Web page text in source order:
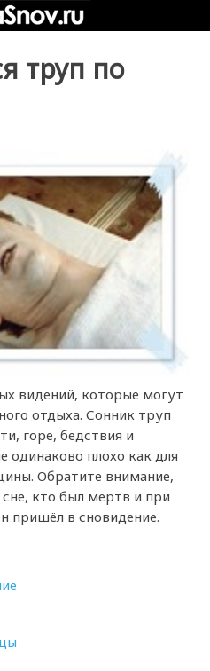
труп по
видений, которые могут
отдыха. Сонник труп
горе, бедствия и
одинаково плохо как для
Обратите внимание,
кто был мёртв и при
пришёл в сновидение.